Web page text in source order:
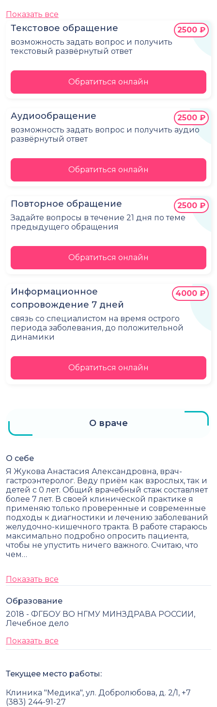
Текстовое обращение
возможность задать вопрос и получить
текстовый развёрнутый ответ
2500 ₽
Обратиться онлайн
Аудиообращение
возможность задать вопрос и получить аудио
развёрнутый ответ
2500 ₽
Обратиться онлайн
Повторное обращение
Задайте вопросы в течение 21 дня по теме
предыдущего обращения
2500 ₽
Обратиться онлайн
Информационное
сопровождение 7 дней
связь со специалистом на время острого
периода заболевания, до положительной
динамики
4000 ₽
Обратиться онлайн
Показать все
О враче
О себе
Я Жукова Анастасия Александровна, врач-
гастроэнтеролог. Веду приём как взрослых, так и
детей с 0 лет. Общий врачебный стаж составляет
более 7 лет. В своей клинической практике я
применяю только проверенные и современные
подходы к диагностики и лечению заболеваний
желудочно-кишечного тракта. В работе стараюсь
максимально подробно опросить пациента,
чтобы не упустить ничего важного. Считаю, что
чем…
Показать все
Образование
2018 - ФГБОУ ВО НГМУ МИНЗДРАВА РОССИИ,
Лечебное дело
Показать все
Текущее место работы:
Клиника "Медика", ул. Добролюбова, д. 2/1, +7
(383) 244-91-27